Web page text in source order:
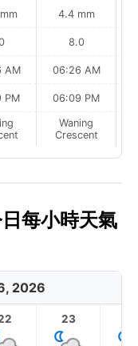
AM
PM
4.4 mm
8.0
06:26 AM
06:09 PM
Waning
Crescent
每小時天氣
2026
23